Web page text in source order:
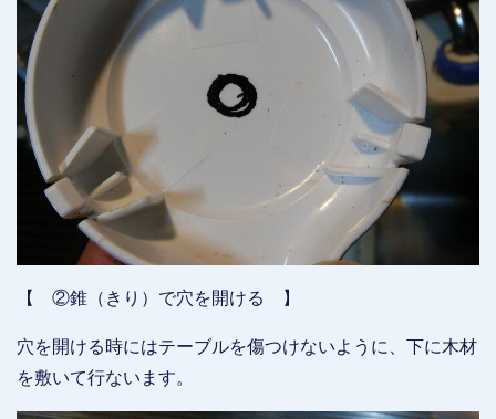
【 ②錐（きり）で穴を開ける 】
穴を開ける時にはテーブルを傷つけないように、下に木材
を敷いて行ないます。